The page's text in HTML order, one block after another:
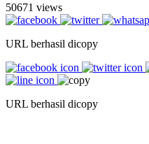
50671 views
URL berhasil dicopy
URL berhasil dicopy